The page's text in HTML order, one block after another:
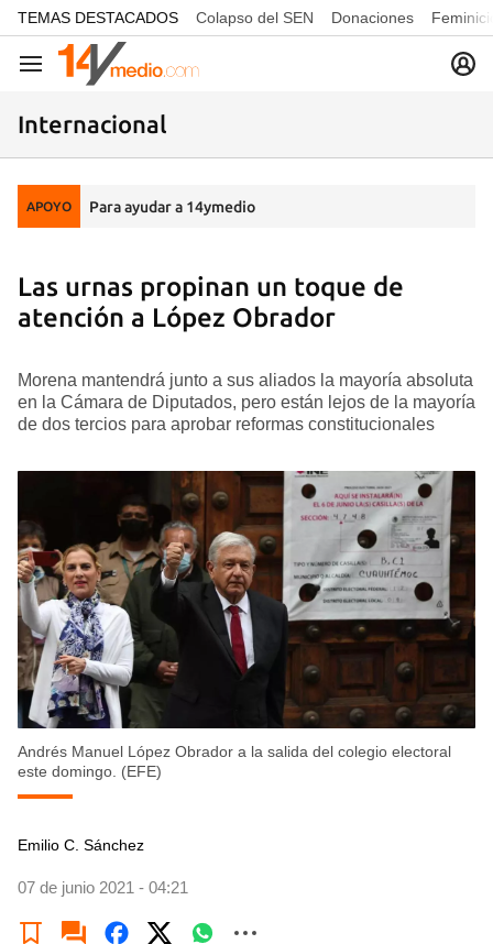
common.go-to-content
TEMAS DESTACADOS Colapso del SEN Donaciones
Navegación
Internacional
APOYO Para ayudar a 14ymedio
Las urnas propinan un toque de
atención a López Obrador
Morena mantendrá junto a sus aliados la mayoría absoluta
en la Cámara de Diputados, pero están lejos de la mayoría
de dos tercios para aprobar reformas constitucionales
Andrés Manuel López Obrador a la salida del colegio electoral
este domingo. (EFE)
Emilio C. Sánchez
07 de junio 2021 - 04:21